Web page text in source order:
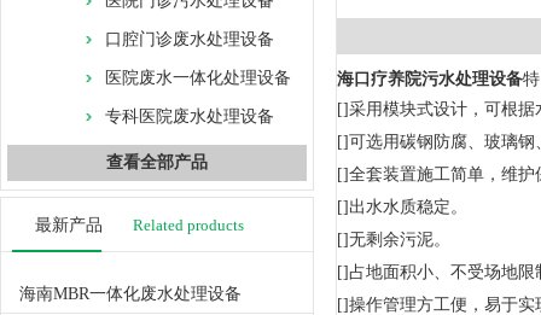
口腔门诊废水处理设备
医院废水一体化处理设备
专科医院废水处理设备
查看全部产品
最新产品 Related products
海南MBR一体化废水处理设备
海口疗养院污水处理设备
[]采用模块式设计，可根
[]可选用碳钢防腐、玻璃
[]全套装置施工简单，维护
[]出水水质稳定。
[]无剩余污泥。
[]占地面积小、不受场地限
[]操作管理方工便，易于实